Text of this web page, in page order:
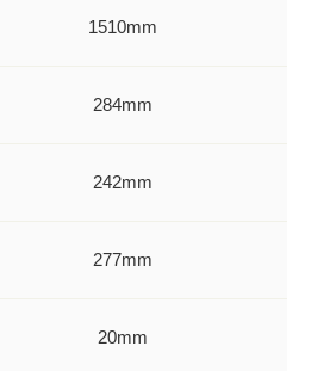
1510mm
284mm
242mm
277mm
20mm